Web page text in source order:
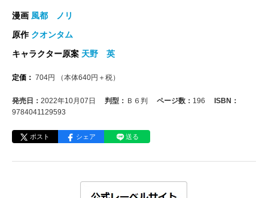
漫画 風都 ノリ
原作 クオンタム
キャラクター原案 天野 英
定価： 704円 （本体640円＋税）
発売日： 2022年10月07日 判型： Ｂ６判 ページ数： 196
ISBN：
9784041129593
ポスト シェア 送る